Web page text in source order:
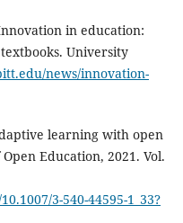
in education:
University
news/innovation-
learning with open
Education, 2021. Vol.
3-540-44595-1_33?